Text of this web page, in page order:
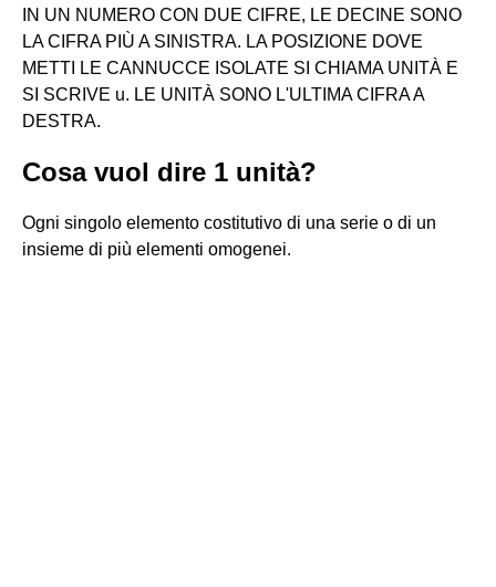
IN UN NUMERO CON DUE CIFRE, LE DECINE SONO
LA CIFRA PIÙ A SINISTRA. LA POSIZIONE DOVE
METTI LE CANNUCCE ISOLATE SI CHIAMA UNITÀ E
SI SCRIVE u. LE UNITÀ SONO L'ULTIMA CIFRA A
DESTRA.
Cosa vuol dire 1 unità?
Ogni singolo elemento costitutivo di una serie o di un
insieme di più elementi omogenei.